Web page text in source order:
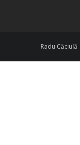
Radu Căciulă